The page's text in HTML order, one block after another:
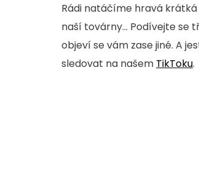
Rádi natáčíme hravá krátká
naší továrny... Podívejte se
objeví se vám zase jiné. A
sledovat na našem TikToku.